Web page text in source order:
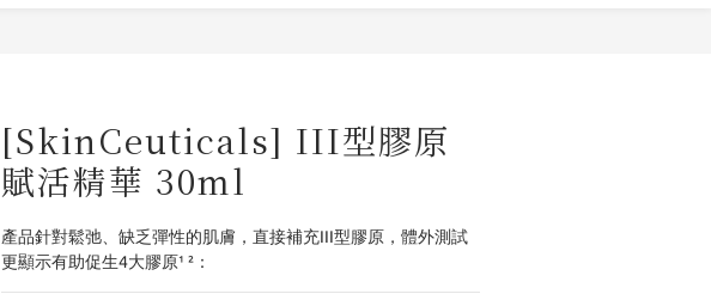
[SkinCeuticals] III型膠原
賦活精華 30ml
產品針對鬆弛、缺乏彈性的肌膚，直接補充III型膠原，體外測試
更顯示有助促生4大膠原¹ ²：